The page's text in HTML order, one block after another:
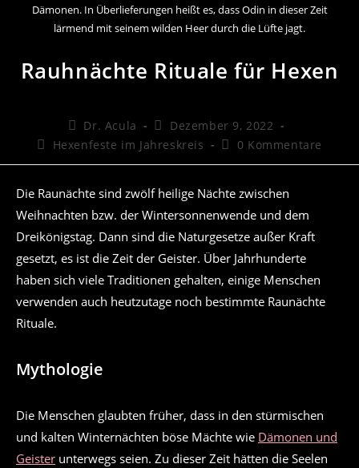
Dämonen. In Überlieferungen heißt es, dass Odin in dieser Zeit
lärmend mit seinem wilden Heer durch die Lüfte jagt.
Rauhnächte Rituale für Hexen
Beitrags-
Autor:
Dr. Acula
Beitrag
veröffentlicht:
Dezember 9, 2022
Beitrags-
Hexenfeste im Jahreskreis
Beitrags-
0 Kommentare
Die Raunächte sind zwölf heilige Nächte zwischen
Weihnachten bzw. der Wintersonnenwende und dem
Dreikönigstag. Dann sind die Naturgesetze außer Kraft
gesetzt, es ist die Zeit der Geister. Über Jahrhunderte
haben sich viele Traditionen gehalten, einige Menschen
verwenden auch heutzutage noch bestimmte Raunächte
Rituale.
Mythologie
Die Menschen glaubten früher, dass in den stürmischen
und kalten Winternächten böse Mächte wie Dämonen und
Geister unterwegs seien. Zu dieser Zeit hätten die Seelen